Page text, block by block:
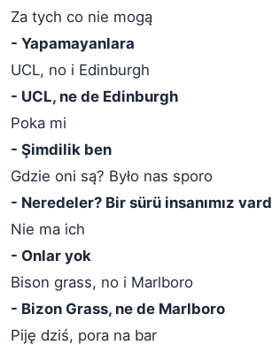
Za tych co nie mogą
- Yapamayanlara
UCL, no i Edinburgh
- UCL, ne de Edinburgh
Poka mi
- Şimdilik ben
Gdzie oni są? Było nas sporo
- Neredeler? Bir sürü insanımız
Nie ma ich
- Onlar yok
Bison grass, no i Marlboro
- Bizon Grass, ne de Marlboro
Piję dziś, pora na bar